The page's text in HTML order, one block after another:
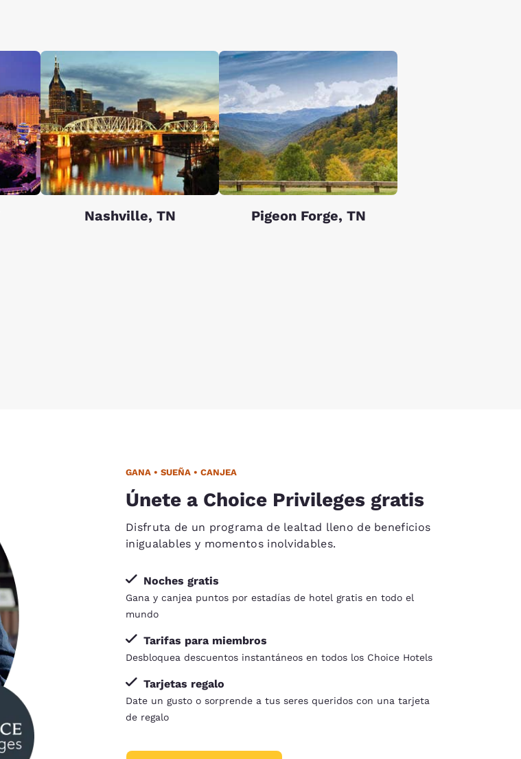
Nashville, TN Pigeon Forge, TN
GANA • SUEÑA • CANJEA
Únete a Choice Privileges gratis
Disfruta de un programa de lealtad lleno de beneficios
inigualables y momentos inolvidables.
Noches gratis
Gana y canjea puntos por estadías de hotel gratis en todo el
mundo
Tarifas para miembros
Desbloquea descuentos instantáneos en todos los Choice Hotels
Tarjetas regalo
Date un gusto o sorprende a tus seres queridos con una tarjeta
de regalo